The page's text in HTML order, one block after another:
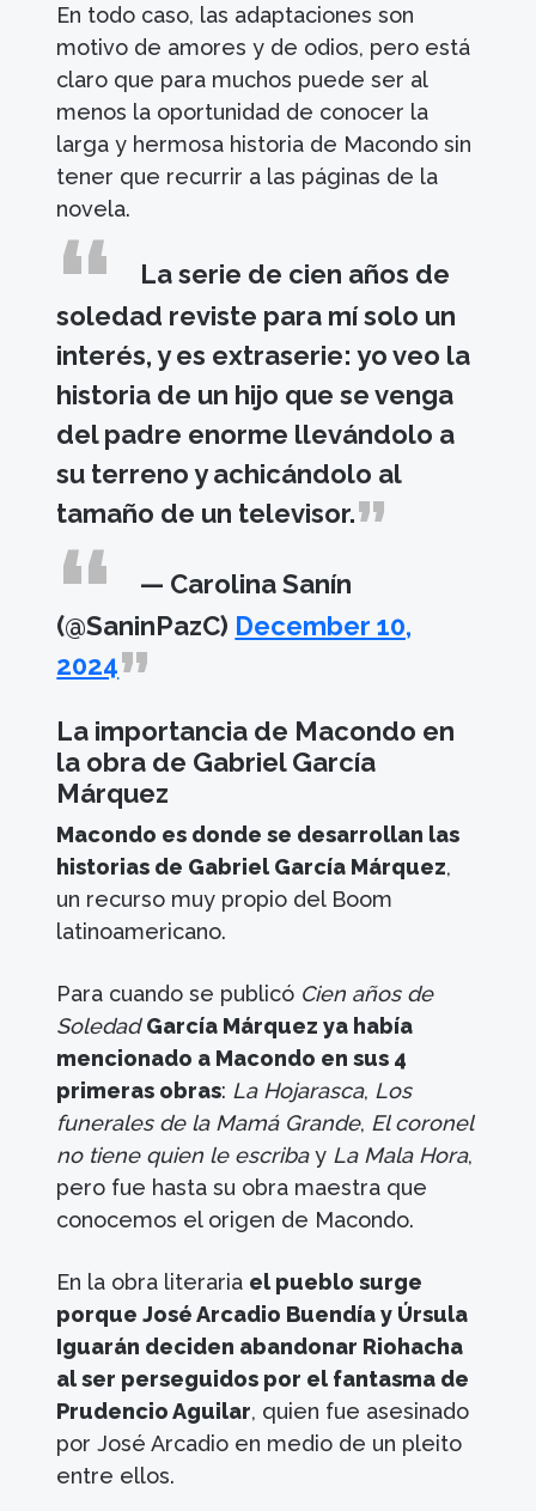
En todo caso, las adaptaciones son
motivo de amores y de odios, pero está
claro que para muchos puede ser al
menos la oportunidad de conocer la
larga y hermosa historia de Macondo sin
tener que recurrir a las páginas de la
novela.
La serie de cien años de
soledad reviste para mí solo un
interés, y es extraserie: yo veo la
historia de un hijo que se venga
del padre enorme llevándolo a
su terreno y achicándolo al
tamaño de un televisor.
— Carolina Sanín
(@SaninPazC) December 10,
2024
La importancia de Macondo en
la obra de Gabriel García
Márquez
Macondo es donde se desarrollan las
historias de Gabriel García Márquez,
un recurso muy propio del Boom
latinoamericano.
Para cuando se publicó Cien años de
Soledad García Márquez ya había
mencionado a Macondo en sus 4
primeras obras: La Hojarasca, Los
funerales de la Mamá Grande, El coronel
no tiene quien le escribay La Mala Hora,
pero fue hasta su obra maestra que
conocemos el origen de Macondo.
En la obra literaria el pueblo surge
porque José Arcadio Buendía y Úrsula
Iguarán deciden abandonar Riohacha
al ser perseguidos por el fantasma de
Prudencio Aguilar, quien fue asesinado
por José Arcadio en medio de un pleito
entre ellos.